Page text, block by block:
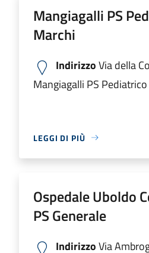
Mangiagalli PS
Marchi
IndirizzoVia della
Mangiagalli PS
LEGGI DI PIÙ
Ospedale Uboldo
PS Generale
IndirizzoVia